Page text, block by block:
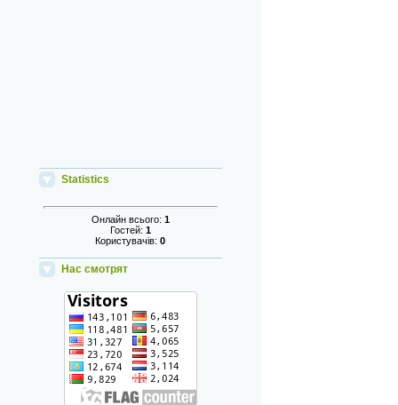
Statistics
Онлайн всього: 1
Гостей: 1
Користувачів:0
Нас смотрят